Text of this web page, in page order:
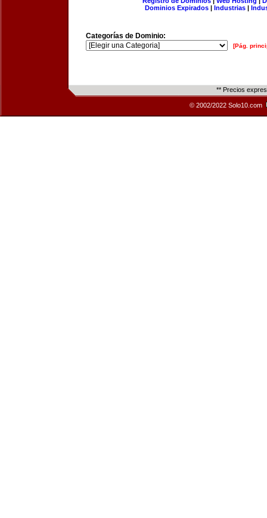
Dominios Expirados | Industrias |
Categorías de Dominio:
[Pág.
** Precios
© 2002/2022 Solo10.com